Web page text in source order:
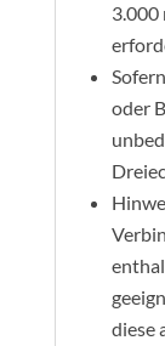
3.000
oder
diese